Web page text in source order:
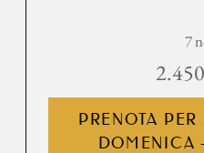
7
PRENOTA PER
DOMENICA